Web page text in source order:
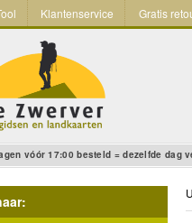
Klantenservice Gratis
vóór 17:00 besteld = dezelfde dag